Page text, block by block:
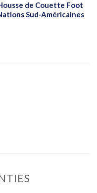
de Couette Foot
Sud-Américaines